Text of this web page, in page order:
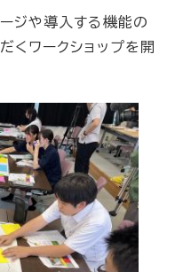
ジや導入する機能の
くワークショップを開